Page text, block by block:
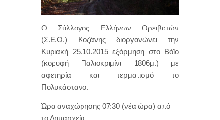
Ο Σύλλογος Ελλήνων Ορειβατών
(Σ.Ε.Ο.) Κοζάνης διοργανώνει την
Κυριακή 25.10.2015 εξόρμηση στο Βόϊο
(κορυφή Παλιοκριμίνι 1806μ.) με
αφετηρία και τερματισμό το
Πολυκάστανο.
Ώρα αναχώρησης 07:30 (νέα ώρα) από
το Δημαρχείο.